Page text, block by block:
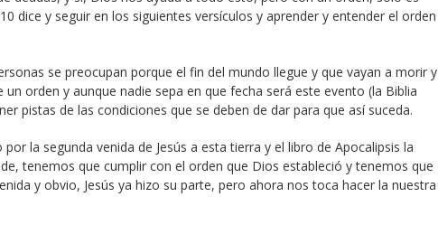
dice y seguir en los siguientes versículos y aprender y entender el orden
se preocupan porque el fin del mundo llegue y que vayan a morir y
orden y aunque nadie sepa en que fecha será este evento (la Biblia
pistas de las condiciones que se deben de dar para que así suceda.
la segunda venida de Jesús a esta tierra y el libro de Apocalipsis la
tenemos que cumplir con el orden que Dios estableció y tenemos que
y obvio, Jesús ya hizo su parte, pero ahora nos toca hacer la nuestra